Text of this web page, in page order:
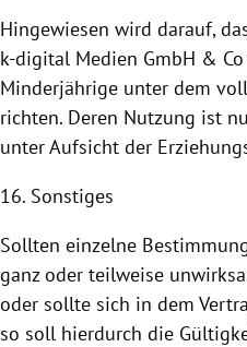
Hingewiesen wird darauf,
k-digital Medien GmbH &
Minderjährige unter dem
richten. Deren Nutzung ist
unter Aufsicht der
16. Sonstiges
Sollten einzelne
ganz oder teilweise
oder sollte sich in dem
so soll hierdurch die